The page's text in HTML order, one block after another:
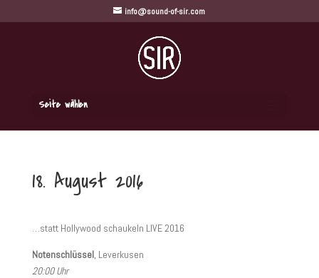
info@sound-of-sir.com
Seite wählen
18. August 2016
…statt Hollywood schaukeln LIVE 2016
Notenschlüssel, Leverkusen
20:00 Uhr